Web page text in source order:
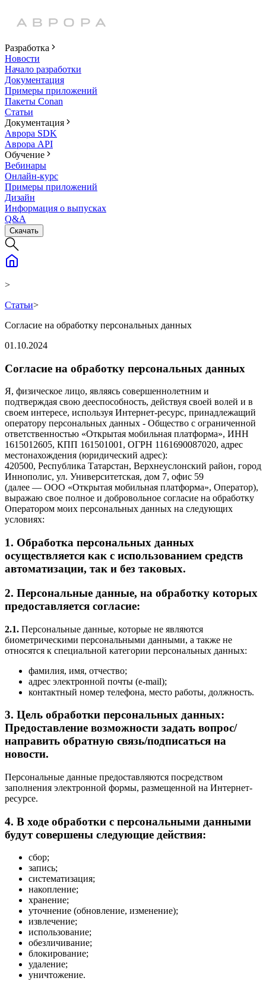
Разработка
Новости
Начало разработки
Документация
Примеры приложений
Пакеты Conan
Статьи
Документация
Аврора SDK
Аврора API
Обучение
Вебинары
Онлайн-курс
Примеры приложений
Дизайн
Информация о выпусках
Q&A
Скачать
>
Статьи>
Согласие на обработку персональных данных
01.10.2024
Согласие на обработку персональных данных
Я, физическое лицо, являясь совершеннолетним и
подтверждая свою дееспособность, действуя своей волей и в
своем интересе, используя Интернет-ресурс, принадлежащий
оператору персональных данных - Общество с ограниченной
ответственностью «Открытая мобильная платформа», ИНН
1615012605, КПП 161501001, ОГРН 1161690087020, адрес
местонахождения (юридический адрес):
420500, Республика Татарстан, Верхнеуслонский район, город
Иннополис, ул. Университетская, дом 7, офис 59
(далее — ООО «Открытая мобильная платформа», Оператор),
выражаю свое полное и добровольное согласие на обработку
Оператором моих персональных данных на следующих
условиях:
1. Обработка персональных данных
осуществляется как с использованием средств
автоматизации, так и без таковых.
2. Персональные данные, на обработку которых
предоставляется согласие:
2.1. Персональные данные, которые не являются
биометрическими персональными данными, а также не
относятся к специальной категории персональных данных:
фамилия, имя, отчество;
адрес электронной почты (e-mail);
контактный номер телефона, место работы, должность.
3. Цель обработки персональных данных:
Предоставление возможности задать вопрос/
направить обратную связь/подписаться на
новости.
Персональные данные предоставляются посредством
заполнения электронной формы, размещенной на Интернет-
ресурсе.
4. В ходе обработки с персональными данными
будут совершены следующие действия:
сбор;
запись;
систематизация;
накопление;
хранение;
уточнение (обновление, изменение);
извлечение;
использование;
обезличивание;
блокирование;
удаление;
уничтожение.